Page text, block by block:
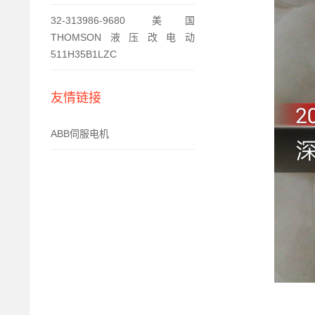
32-313986-9680 美国
THOMSON液压改电动
511H35B1LZC
友情链接
ABB伺服电机